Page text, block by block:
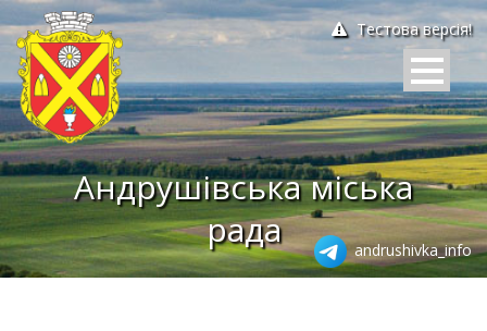
Тестова версія!
Андрушівська міська
рада
andrushivka_info